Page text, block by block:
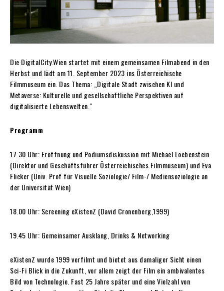
Die DigitalCity.Wien startet mit einem gemeinsamen Filmabend in den
Herbst und lädt am 11. September 2023 ins Österreichische
Filmmuseum ein. Das Thema: „Digitale Stadt zwischen KI und
Metaverse: Kulturelle und gesellschaftliche Perspektiven auf
digitalisierte Lebenswelten.“
Programm
17.30 Uhr: Eröffnung und Podiumsdiskussion mit Michael Loebenstein
(Direktor und Geschäftsführer Österreichisches Filmmuseum) und Eva
Flicker (Univ. Prof für Visuelle Soziologie/ Film-/ Mediensoziologie an
der Universität Wien)
18.00 Uhr: Screening eXistenZ (David Cronenberg,1999)
19.45 Uhr: Gemeinsamer Ausklang, Drinks & Networking
eXistenZ wurde 1999 verfilmt und bietet aus damaliger Sicht einen
Sci-Fi Blick in die Zukunft, vor allem zeigt der Film ein ambivalentes
Bild von Technologie. Fast 25 Jahre später und eine Vielzahl von